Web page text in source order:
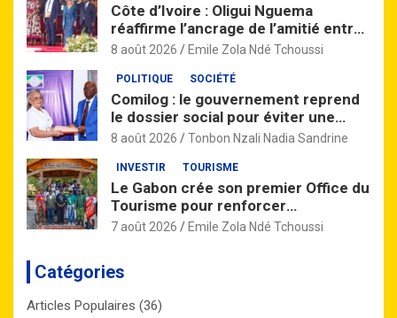
Côte d’Ivoire : Oligui Nguema
réaffirme l’ancrage de l’amitié entre
Libreville et Abidjan
8 août 2026 Emile Zola Ndé Tchoussi
POLITIQUE SOCIÉTÉ
Comilog : le gouvernement reprend
le dossier social pour éviter une
grève à Moanda
8 août 2026 Tonbon Nzali Nadia Sandrine
INVESTIR TOURISME
Le Gabon crée son premier Office du
Tourisme pour renforcer
l’attractivité de la destination
7 août 2026 Emile Zola Ndé Tchoussi
Catégories
Articles Populaires (36)